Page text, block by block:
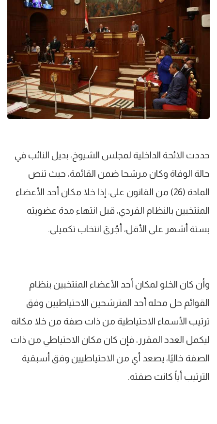
حددت الائحة الداخلية لمجلس الشيوخ، بديل النائب في
حالة الوفاة وكان مرشحا ضمن القائمة، حيث تنص
المادة (26) من القانون على: إذا خلا مكان أحد الأعضاء
المنتخبين بالنظام الفردي، قبل انتهاء مدة عضويته
بستة أشهر على الأقل، أجُرىَ انتخاب تكميلى.
وأن كان الخلو لمكان أحد الأعضاء المنتخبين بنظام
القوائم حل محله أحد المترشحين الاحتياطيين وفق
ترتيب الأسماء الاحتياطية من ذات صفة من خلا مكانه
ليكمل العدد المقرر، فإن كان مكان الاحتياطي من ذات
الصفة خاليًا، يصعد أي من الاحتياطيين وفق أسبقية
الترتيب أياً كانت صفته.